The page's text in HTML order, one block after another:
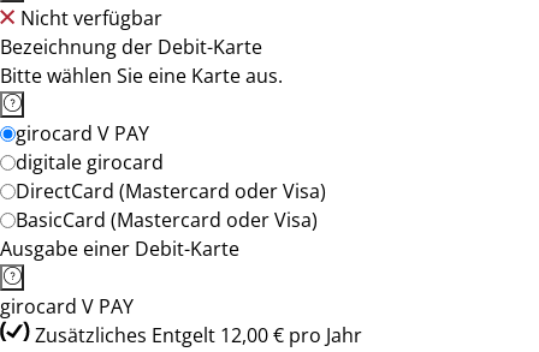
Nicht verfügbar
Bezeichnung der Debit-Karte
Bitte wählen Sie eine Karte aus.
girocard V PAY
digitale girocard
DirectCard (Mastercard oder Visa)
BasicCard (Mastercard oder Visa)
Ausgabe einer Debit-Karte
girocard V PAY
Zusätzliches Entgelt 12,00 € pro Jahr